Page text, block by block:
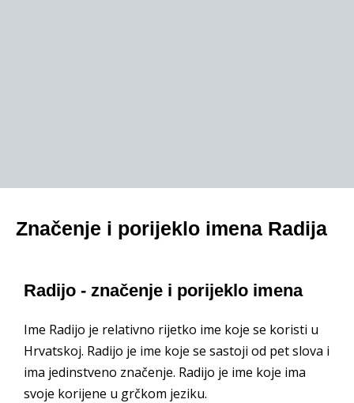
Značenje i porijeklo imena Radija
Radijo - značenje i porijeklo imena
Ime Radijo je relativno rijetko ime koje se koristi u
Hrvatskoj. Radijo je ime koje se sastoji od pet slova i
ima jedinstveno značenje. Radijo je ime koje ima
svoje korijene u grčkom jeziku.